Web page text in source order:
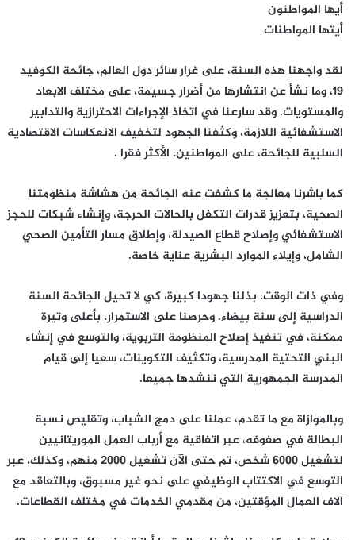
أيها المواطنون
أيتها المواطنات
لقد واجهنا هذه السنة، على غرار سائر دول العالم، جائحة الكوفيد
19، وما نشأ عن انتشارها من أضرار جسيمة، على مختلف الابعاد
والمستويات. وقد سارعنا في اتخاذ الإجراءات الاحترازية والتدابير
الاستشفائية اللازمة، وكثفنا الجهود لتخفيف الانعكاسات الاقتصادية
السلبية للجائحة، على المواطنين، الأكثر فقرا .
كما باشرنا معالجة ما كشفت عنه الجائحة من هشاشة منظومتنا
الصحية، بتعزيز قدرات التكفل بالحالات الحرجة، وإنشاء شبكات للحجز
الاستشفائي وإصلاح قطاع الصيدلة، وإطلاق مسار التأمين الصحي
الشامل، وإيلاء الموارد البشرية عناية خاصة.
وفي ذات الوقت، بذلنا جهودا كبيرة، كي لا تحيل الجائحة السنة
الدراسية إلى سنة بيضاء. وحرصنا على الاستمرار، بأعلى وتيرة
ممكنة، في تنفيذ إصلاح المنظومة التربوية، والتوسع في إنشاء
البني التحتية المدرسية، وتكثيف التكوينات، سعيا إلى قيام
المدرسة الجمهورية التي ننشدها جميعا.
وبالموازاة مع ما تقدم، عملنا على دمج الشباب، وتقليص نسبة
البطالة في صفوفه، عبر اتفاقية مع أرباب العمل الموريتانيين
لتشغيل 6000 شخص، تم حتى الآن تشغيل 2000 منهم، وكذلك، عبر
التوسع في الاكتتاب الوظيفي على نحو غير مسبوق، وبالتعاقد مع
آلاف العمال المؤقتين، من مقدمي الخدمات في مختلف القطاعات.